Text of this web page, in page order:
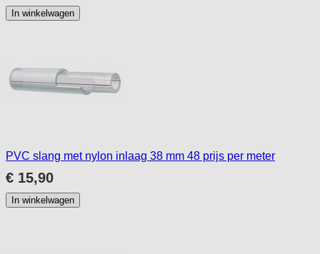
In winkelwagen
PVC slang met nylon inlaag 38 mm 48 prijs per meter
€ 15,90
In winkelwagen